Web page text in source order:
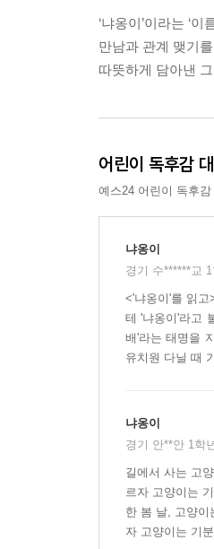
‘냐옹이’이라는 ‘이
만남과 관계 맺기를
따뜻하게 담아낸
어린이 독후감
예스24 어린이 독후
냐옹이
경기 수******교
<'냐옹이'를 읽
테 '냐옹이'라고
배'라는 태명을
유치원 다닐 때
냐옹이
경기 안**안 1학
길에서 사는 고
르자 고양이는
한 봄 날, 고양이
자 고양이는 기